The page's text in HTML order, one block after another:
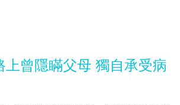
上曾隱瞞父母 獨自承受病